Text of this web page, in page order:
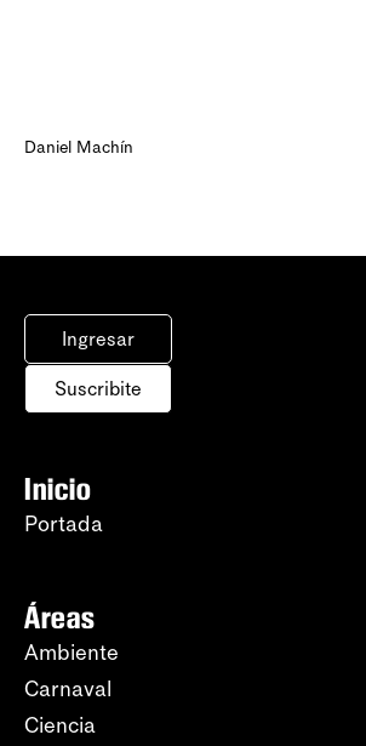
Daniel Machín
Ingresar
Suscribite
Inicio
Portada
Áreas
Ambiente
Carnaval
Ciencia